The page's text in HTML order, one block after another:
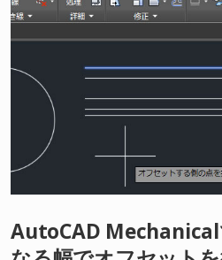
AutoCAD Mechanical